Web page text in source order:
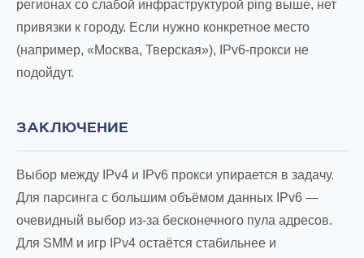
регионах со слабой инфраструктурой ping выше, нет
привязки к городу. Если нужно конкретное место
(например, «Москва, Тверская»), IPv6-прокси не
подойдут.
ЗАКЛЮЧЕНИЕ
Выбор между IPv4 и IPv6 прокси упирается в задачу.
Для парсинга с большим объёмом данных IPv6 —
очевидный выбор из-за бесконечного пула адресов.
Для SMM и игр IPv4 остаётся стабильнее и